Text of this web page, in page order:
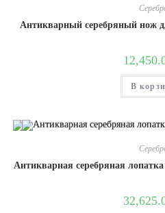
Антикварный серебряный нож
В
Антикварная серебряная